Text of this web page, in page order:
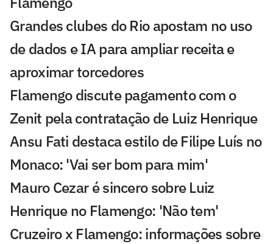
Grandes clubes do Rio apostam no uso
de dados e IA para ampliar receita e
aproximar torcedores
Flamengo discute pagamento com o
Zenit pela contratação de Luiz Henrique
Ansu Fati destaca estilo de Filipe Luís no
Monaco: 'Vai ser bom para mim'
Mauro Cezar é sincero sobre Luiz
Henrique no Flamengo: 'Não tem'
Cruzeiro x Flamengo: informações sobre